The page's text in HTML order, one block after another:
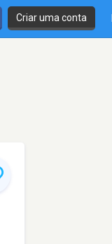
Criar uma conta